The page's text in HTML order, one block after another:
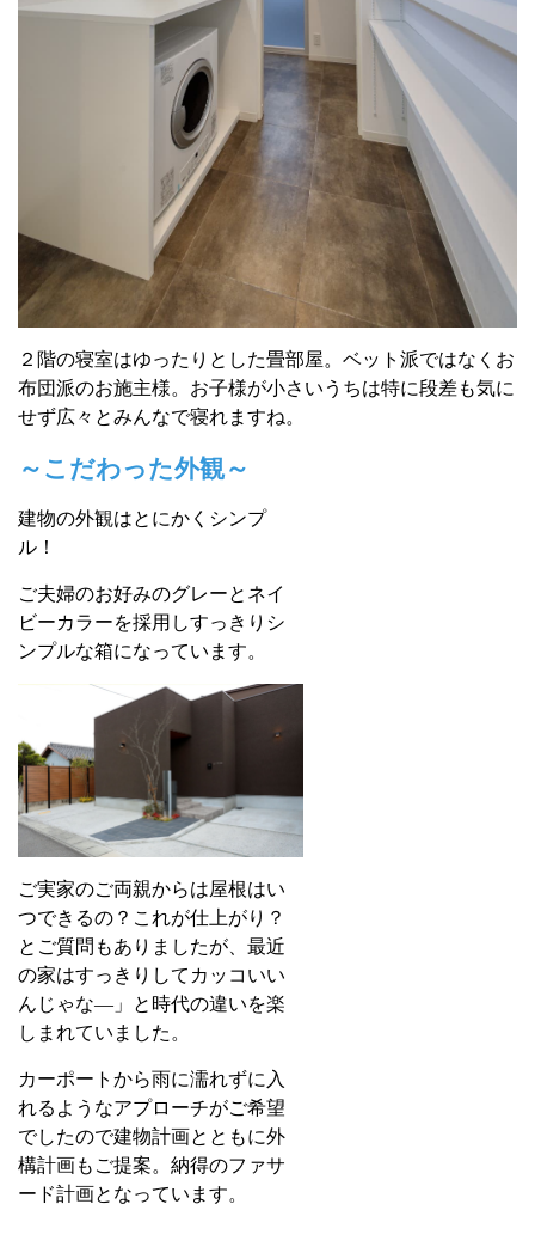
２階の寝室はゆったりとした畳部屋。 ベット派ではなくお
布団派のお施主様。 お子様が小さいうちは特に段差も気に
せず広々とみんなで寝れますね。
～こだわった外観～
建物の外観はとにかくシンプ
ル！
ご夫婦のお好みのグレーとネイ
ビーカラーを採用しすっきり シ
ンプルな箱になっています。
ご実家のご両親からは屋根はい
つできるの？これが仕上がり？
とご質問もありましたが、 最近
の家はすっきりしてカッコいい
んじゃな―」と時代の違いを楽
しまれていました。
カーポートから雨に濡れずに入
れるようなアプローチがご希望
でしたので建物計画とともに外
構計画もご提案。 納得のファサ
ード計画となっています。